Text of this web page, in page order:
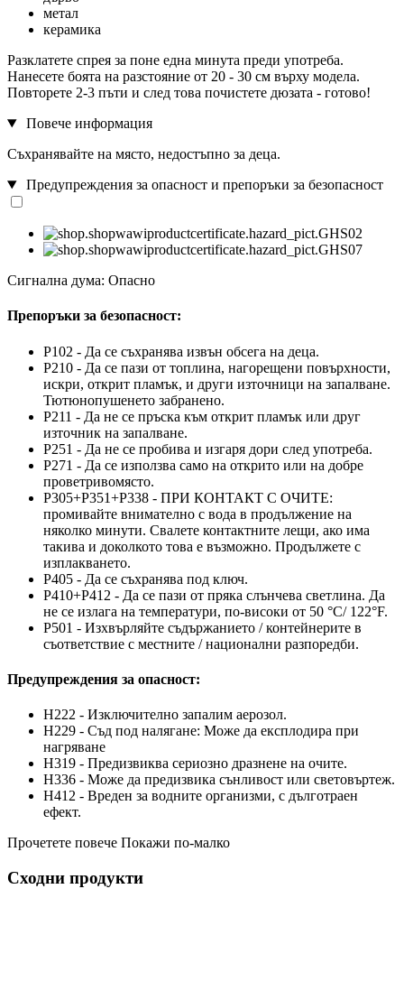
метал
керамика
Разклатете спрея за поне една минута преди употреба.
Нанесете боята на разстояние от 20 - 30 см върху модела.
Повторете 2-3 пъти и след това почистете дюзата - готово!
Повече информация
Съхранявайте на място, недостъпно за деца.
Предупреждения за опасност и препоръки за безопасност
Сигнална дума: Опасно
Препоръки за безопасност:
P102 - Да се съхранява извън обсега на деца.
P210 - Да се пази от топлина, нагорещени повърхности,
искри, открит пламък, и други източници на запалване.
Тютюнопушенето забранено.
P211 - Да не се пръска към открит пламък или друг
източник на запалване.
P251 - Да не се пробива и изгаря дори след употреба.
P271 - Да се използва само на открито или на добре
проветривомясто.
P305+P351+P338 - ПРИ КОНТАКТ С ОЧИТЕ:
промивайте внимателно с вода в продължение на
няколко минути. Свалете контактните лещи, ако има
такива и доколкото това е възможно. Продължете с
изплакването.
P405 - Да се съхранява под ключ.
P410+P412 - Да се пази от пряка слънчева светлина. Да
не се излага на температури, по-високи от 50 °C/ 122°F.
P501 - Изхвърляйте съдържанието / контейнерите в
съответствие с местните / национални разпоредби.
Предупреждения за опасност:
H222 - Изключително запалим аерозол.
H229 - Съд под налягане: Може да експлодира при
нагряване
H319 - Предизвиква сериозно дразнене на очите.
H336 - Може да предизвика сънливост или световъртеж.
H412 - Вреден за водните организми, с дълготраен
ефект.
Прочетете повече Покажи по-малко
Сходни продукти